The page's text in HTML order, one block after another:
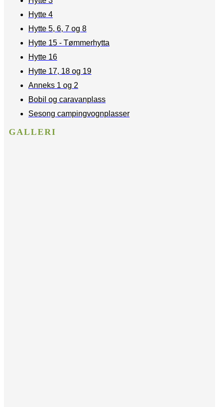
Hytte 4
Hytte 5, 6, 7 og 8
Hytte 15 - Tømmerhytta
Hytte 16
Hytte 17, 18 og 19
Anneks 1 og 2
Bobil og caravanplass
Sesong campingvognplasser
GALLERI